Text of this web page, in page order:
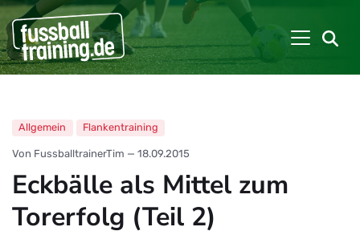
Allgemein Flankentraining
Von FussballtrainerTim — 18.09.2015
Eckbälle als Mittel zum
Torerfolg (Teil 2)